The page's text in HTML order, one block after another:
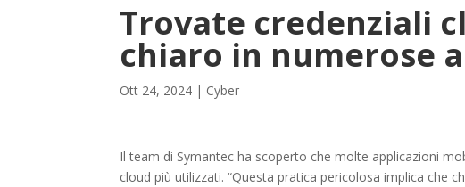
Trovate credenziali
chiaro in numerose
Ott 24, 2024 | Cyber
Il team di Symantec ha scoperto che molte applicazioni
cloud più utilizzati. “Questa pratica pericolosa implica che